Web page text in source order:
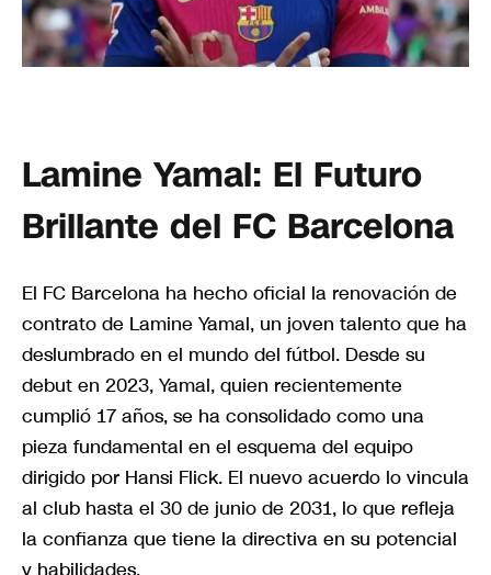
Lamine Yamal: El Futuro
Brillante del FC Barcelona
El FC Barcelona ha hecho oficial la renovación de
contrato de Lamine Yamal, un joven talento que ha
deslumbrado en el mundo del fútbol. Desde su
debut en 2023, Yamal, quien recientemente
cumplió 17 años, se ha consolidado como una
pieza fundamental en el esquema del equipo
dirigido por Hansi Flick. El nuevo acuerdo lo vincula
al club hasta el 30 de junio de 2031, lo que refleja
la confianza que tiene la directiva en su potencial